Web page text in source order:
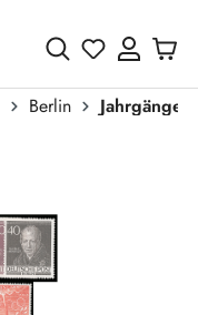
Du hast 0
Berlin
Jahrgänge